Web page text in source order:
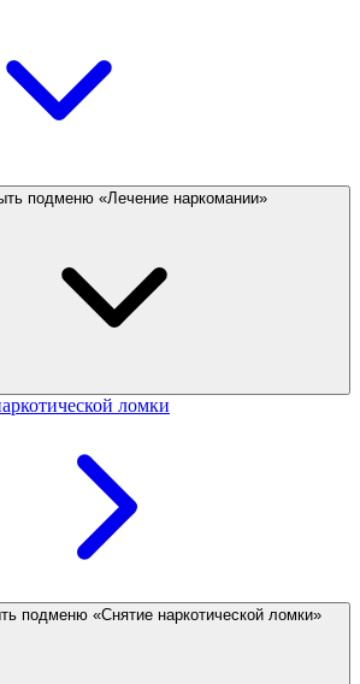
подменю «Лечение наркомании»
ломки
подменю «Снятие наркотической ломки»